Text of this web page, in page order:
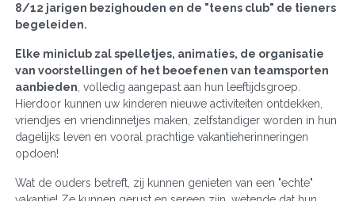
8/12 jarigen bezighouden en de "teens club" de tieners
begeleiden.
Elke miniclub zal spelletjes, animaties, de organisatie
van voorstellingen of het beoefenen van teamsporten
aanbieden , volledig aangepast aan hun leeftijdsgroep.
Hierdoor kunnen uw kinderen nieuwe activiteiten ontdekken,
vriendjes en vriendinnetjes maken, zelfstandiger worden in hun
dagelijks leven en vooral prachtige vakantieherinneringen
opdoen!
Wat de ouders betreft, zij kunnen genieten van een "echte"